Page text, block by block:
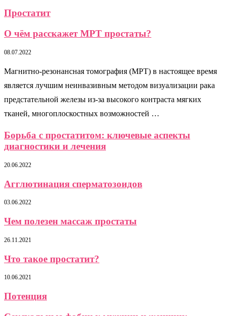
Простатит
О чём расскажет МРТ простаты?
08.07.2022
Магнитно-резонансная томография (МРТ) в настоящее время
является лучшим неинвазивным методом визуализации рака
предстательной железы из-за высокого контраста мягких
тканей, многоплоскостных возможностей …
Борьба с простатитом: ключевые аспекты
диагностики и лечения
20.06.2022
Агглютинация сперматозоидов
03.06.2022
Чем полезен массаж простаты
26.11.2021
Что такое простатит?
10.06.2021
Потенция